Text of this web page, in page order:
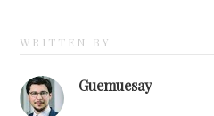
WRITTEN BY
Guemuesay